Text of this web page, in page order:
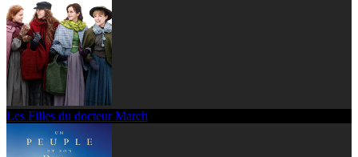
Les Filles du docteur March